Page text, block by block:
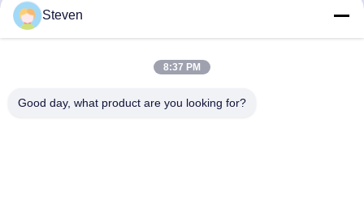
Política de privacidad
montado en una plataforma de tres fases Proveedor. Derecho de autor
2021-2026 Xiamen Winley Electric Co.,Ltd . Todos los derechos reservados.
Steven
8:37 PM
Good day, what product are you looking for?